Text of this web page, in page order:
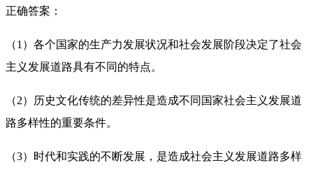
正确答案：
（1）各个国家的生产力发展状况和社会发展阶段决定了社会
主义发展道路具有不同的特点。
（2）历史文化传统的差异性是造成不同国家社会主义发展道
路多样性的重要条件。
（3）时代和实践的不断发展，是造成社会主义发展道路多样